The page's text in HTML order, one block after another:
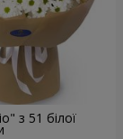
з 51 білої